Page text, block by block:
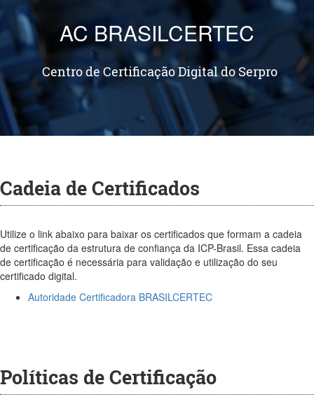
AC BRASILCERTEC
Centro de Certificação Digital do Serpro
Cadeia de Certificados
Utilize o link abaixo para baixar os certificados que formam a cadeia
de certificação da estrutura de confiança da ICP-Brasil. Essa cadeia
de certificação é necessária para validação e utilização do seu
certificado digital.
Autoridade Certificadora BRASILCERTEC
Políticas de Certificação